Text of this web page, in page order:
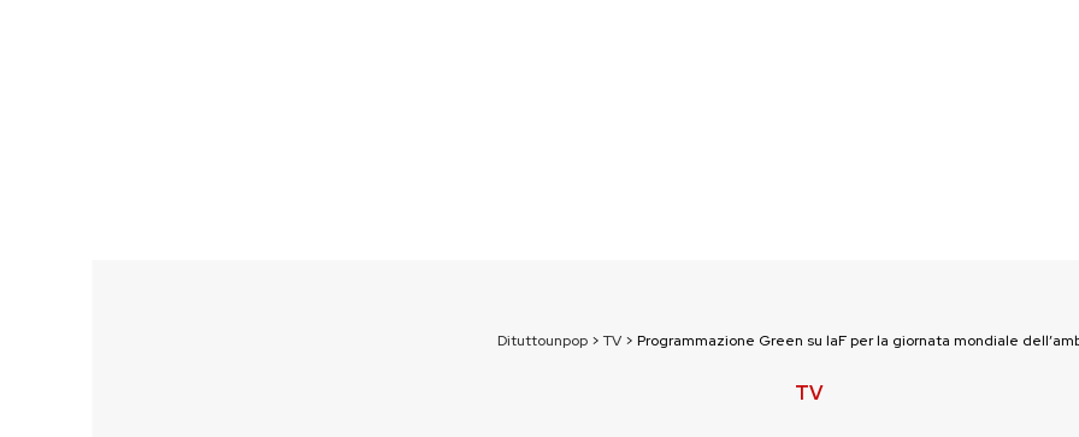
Dituttounpop > TV > Programmazione Green su laF per la giornata mondiale
TV